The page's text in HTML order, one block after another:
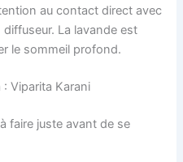
au contact direct avec
La lavande est
le sommeil profond.
Viparita Karani
faire juste avant de se